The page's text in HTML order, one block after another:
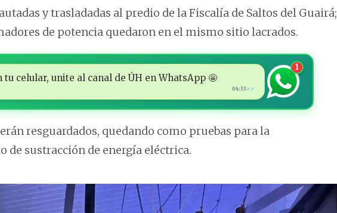
y trasladadas al predio de la Fiscalía de Saltos del Guairá;
de potencia quedaron en el mismo sitio lacrados.
tu celular, unite al canal de ÚH en WhatsApp 🤩
04:33 ✓✓
1
resguardados, quedando como pruebas para la
de sustracción de energía eléctrica.